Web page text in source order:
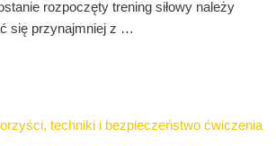
rozpoczęty trening siłowy należy
się przynajmniej z …
techniki i bezpieczeństwo ćwiczenia